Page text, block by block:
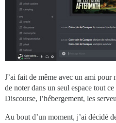
J’ai fait de même avec un ami pour
de noter dans un seul espace tout
Discourse, l’hébergement, les
Au bout d’un moment, j’ai décidé